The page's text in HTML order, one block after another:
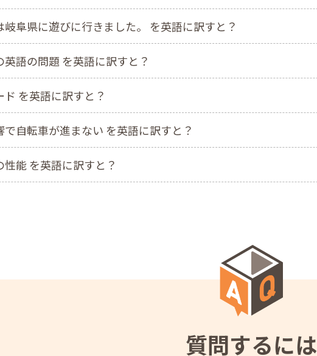
阜県に遊びに行きました。 を英語に訳すと？
英語の問題 を英語に訳すと？
ド を英語に訳すと？
で自転車が進まない を英語に訳すと？
能 を英語に訳すと？
質問するには